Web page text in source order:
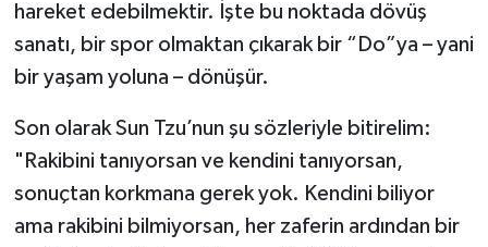
hareket edebilmektir. İşte bu noktada dövüş
sanatı, bir spor olmaktan çıkarak bir “Do”ya – yani
bir yaşam yoluna – dönüşür.
Son olarak Sun Tzu’nun şu sözleriyle bitirelim:
"Rakibini tanıyorsan ve kendini tanıyorsan,
sonuçtan korkmana gerek yok. Kendini biliyor
ama rakibini bilmiyorsan, her zaferin ardından bir